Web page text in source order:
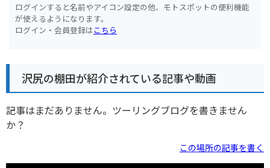
ログインすると名前やアイコン設定の他、モトスポットの便利機能
が使えるようになります。
ログイン・会員登録はこちら
沢尻の棚田が紹介されている記事や動画
記事はまだありません。ツーリングブログを書きません
か？
この場所の記事を書く